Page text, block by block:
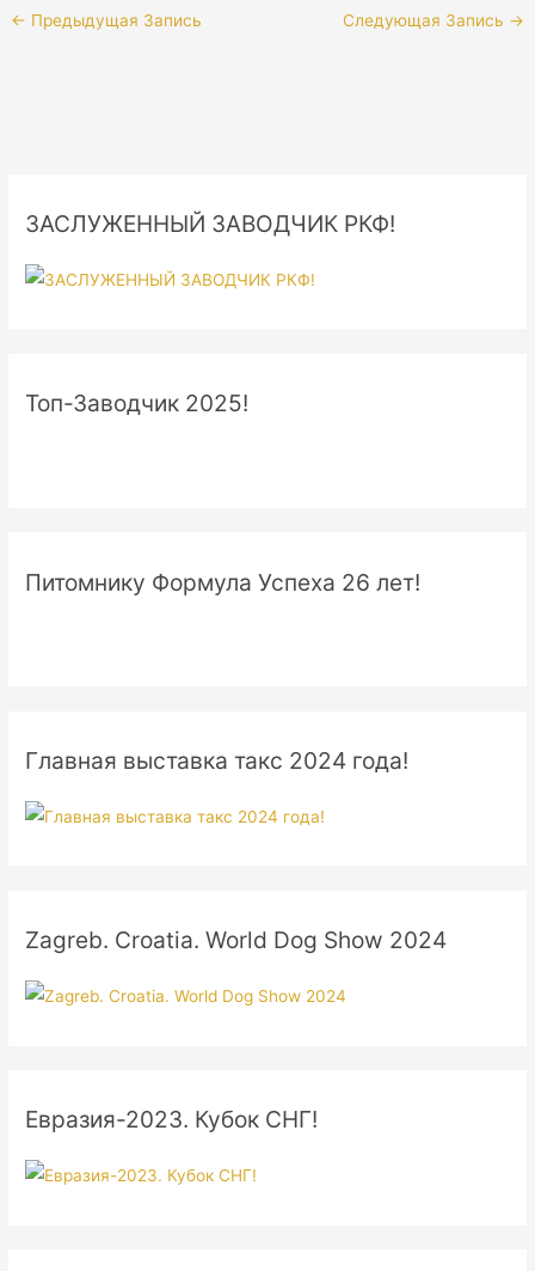
← Предыдущая Запись Следующая Запись →
ЗАСЛУЖЕННЫЙ ЗАВОДЧИК РКФ!
Топ-Заводчик 2025!
Питомнику Формула Успеха 26 лет!
Главная выставка такс 2024 года!
Zagreb. Croatia. World Dog Show 2024
Евразия-2023. Кубок СНГ!